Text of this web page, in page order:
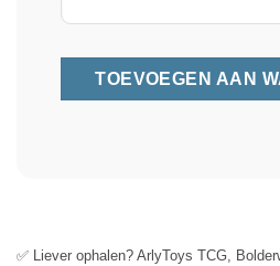
✅ Liever ophalen? ArlyToys TCG,